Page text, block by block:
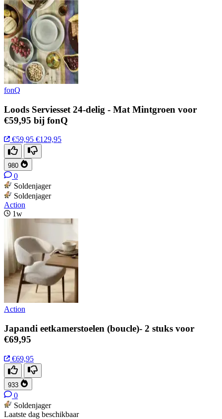
fonQ
Loods Serviesset 24-delig - Mat Mintgroen voor
€59,95 bij fonQ
€59,95 €129,95
980
0
Soldenjager
Soldenjager
Action
1w
Action
Japandi eetkamerstoelen (boucle)- 2 stuks voor
€69,95
€69,95
933
0
Soldenjager
Laatste dag beschikbaar